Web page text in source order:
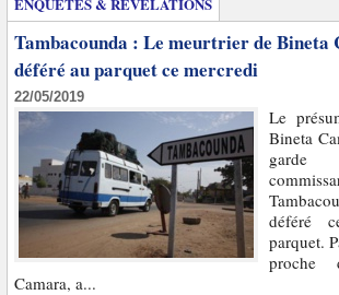
Tambacounda : Le meurtrier de Bineta
déféré au parquet ce mercredi
22/05/2019
Le
Bineta
déféré
parquet.
Camara, a...